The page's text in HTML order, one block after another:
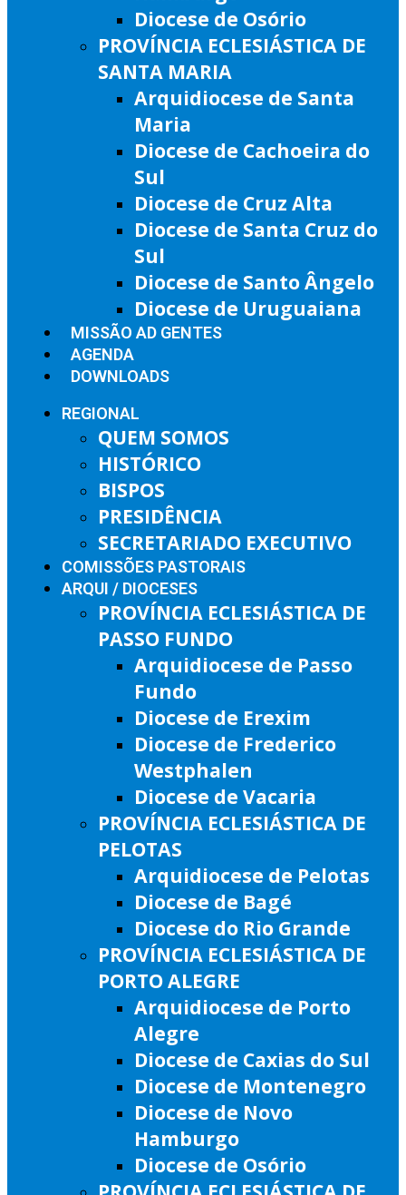
Diocese de Osório
PROVÍNCIA ECLESIÁSTICA DE
SANTA MARIA
Arquidiocese de Santa
Maria
Diocese de Cachoeira do
Sul
Diocese de Cruz Alta
Diocese de Santa Cruz do
Sul
Diocese de Santo Ângelo
Diocese de Uruguaiana
MISSÃO AD GENTES
AGENDA
DOWNLOADS
REGIONAL
QUEM SOMOS
HISTÓRICO
BISPOS
PRESIDÊNCIA
SECRETARIADO EXECUTIVO
COMISSÕES PASTORAIS
ARQUI / DIOCESES
PROVÍNCIA ECLESIÁSTICA DE
PASSO FUNDO
Arquidiocese de Passo
Fundo
Diocese de Erexim
Diocese de Frederico
Westphalen
Diocese de Vacaria
PROVÍNCIA ECLESIÁSTICA DE
PELOTAS
Arquidiocese de Pelotas
Diocese de Bagé
Diocese do Rio Grande
PROVÍNCIA ECLESIÁSTICA DE
PORTO ALEGRE
Arquidiocese de Porto
Alegre
Diocese de Caxias do Sul
Diocese de Montenegro
Diocese de Novo
Hamburgo
Diocese de Osório